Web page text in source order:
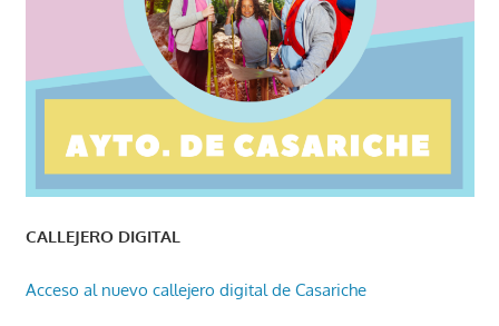
CALLEJERO DIGITAL
Acceso al nuevo callejero digital de Casariche